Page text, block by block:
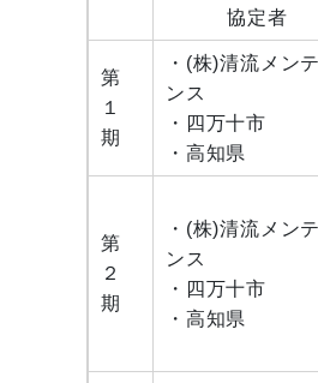
協定者
第
１
期
・(株)清流メン
ンス
・四万十市
・高知県
第
２
期
・(株)清流メン
ンス
・四万十市
・高知県